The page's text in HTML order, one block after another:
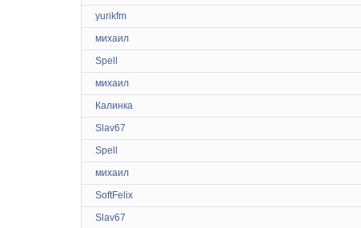
yurikfm
михаил
Spell
михаил
Калинка
Slav67
Spell
михаил
SoftFelix
Slav67